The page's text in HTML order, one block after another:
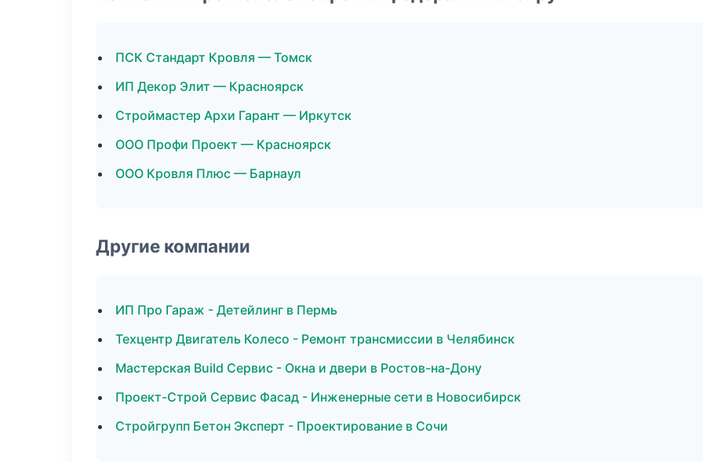
ПСК Стандарт Кровля — Томск
ИП Декор Элит — Красноярск
Строймастер Архи Гарант — Иркутск
ООО Профи Проект — Красноярск
ООО Кровля Плюс — Барнаул
Другие компании
ИП Про Гараж - Детейлинг в Пермь
Техцентр Двигатель Колесо - Ремонт трансмиссии в Челябинск
Мастерская Build Сервис - Окна и двери в Ростов-на-Дону
Проект-Строй Сервис Фасад - Инженерные сети в Новосибирск
Стройгрупп Бетон Эксперт - Проектирование в Сочи